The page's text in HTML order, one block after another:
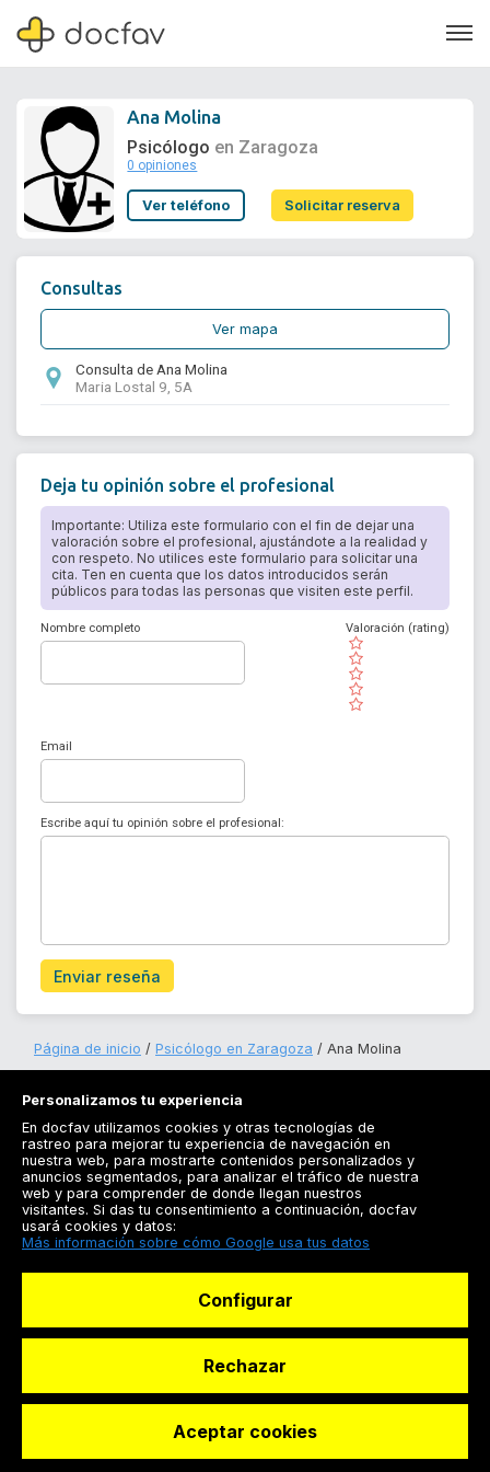
Soporte
Ana Molina
Psicólogo en Zaragoza
0 opiniones
Ver teléfono Solicitar reserva
Solicitar reserva
Consultas
Ver mapa
Consulta de Ana Molina
Maria Lostal 9, 5A
Deja tu opinión sobre el profesional
Importante: Utiliza este formulario con el fin de dejar una
valoración sobre el profesional, ajustándote a la realidad y
con respeto. No utilices este formulario para solicitar una
cita. Ten en cuenta que los datos introducidos serán
públicos para todas las personas que visiten este perfil.
Nombre completo
( )
( )
( )
( )
( )
Valoración (rating)
Email
Escribe aquí tu opinión sobre el profesional:
Enviar reseña
Página de inicio Psicólogo en Zaragoza Ana Molina
Registrarse
Docfav
© Dashboard Technologies S.L
Personalizamos tu experiencia
En docfav utilizamos cookies y otras tecnologías de
rastreo para mejorar tu experiencia de navegación en
nuestra web, para mostrarte contenidos personalizados y
anuncios segmentados, para analizar el tráfico de nuestra
web y para comprender de donde llegan nuestros
visitantes. Si das tu consentimiento a continuación, docfav
usará cookies y datos:
Más información sobre cómo Google usa tus datos
Configurar
Rechazar
Aceptar cookies